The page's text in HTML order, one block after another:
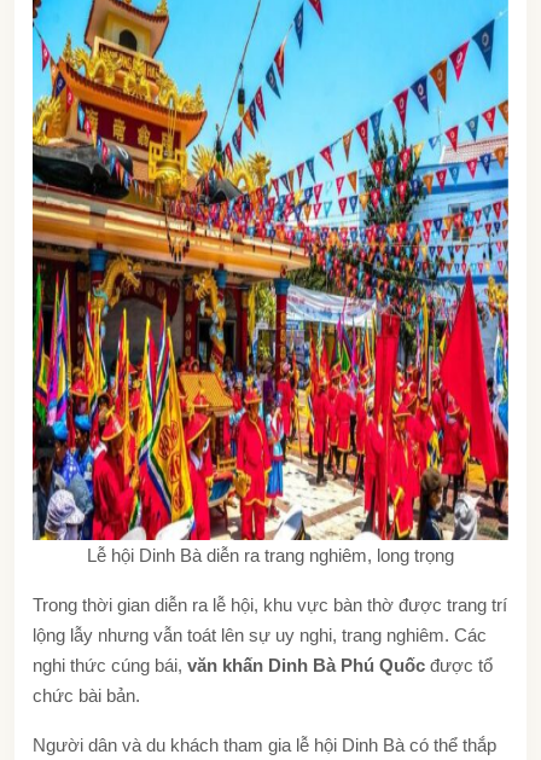
Lễ hội Dinh Bà diễn ra trang nghiêm, long trọng
Trong thời gian diễn ra lễ hội, khu vực bàn thờ được trang trí
lộng lẫy nhưng vẫn toát lên sự uy nghi, trang nghiêm. Các
nghi thức cúng bái, văn khấn Dinh Bà Phú Quốc được tổ
chức bài bản.
Người dân và du khách tham gia lễ hội Dinh Bà có thể thắp